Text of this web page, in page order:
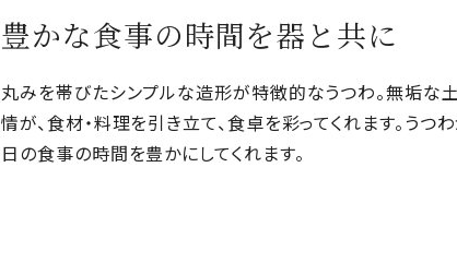
豊かな食事の時間を器と共に
丸みを帯びたシンプルな造形が特徴的なうつわ。無垢な
情が、食材・料理を引き立て、食卓を彩ってくれます。うつ
日の食事の時間を豊かにしてくれます。